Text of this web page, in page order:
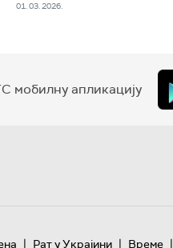
01. 03. 2026.
мобилну апликацију
| Рат у Украјини | Време |